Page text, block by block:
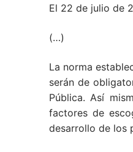
El 22 de julio de
(…)
La norma
serán de
Pública. Así
factores de
desarrollo de los